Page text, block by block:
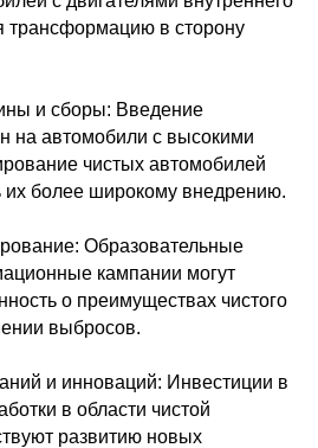
трансформацию в сторону
и сборы: Введение
на автомобили с высокими
чистых автомобилей
их более широкому внедрению.
Образовательные
кампании могут
о преимуществах чистого
выбросов.
и инноваций: Инвестиции в
в области чистой
развитию новых